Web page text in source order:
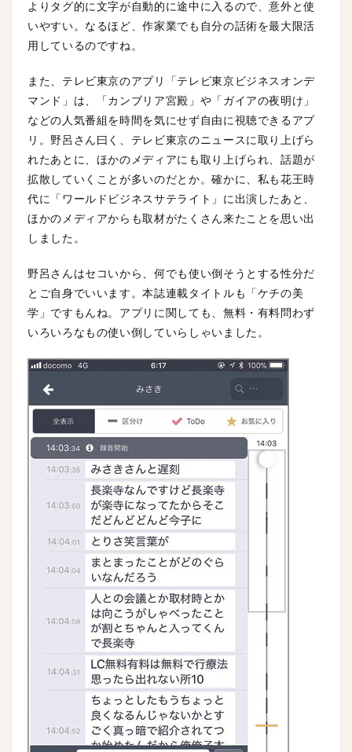
よりタグ的に文字が自動的に途中に入るので、意外と使
いやすい。なるほど、作家業でも自分の話術を最大限活
用しているのですね。
また、テレビ東京のアプリ「テレビ東京ビジネスオンデ
マンド」は、「カンブリア宮殿」や「ガイアの夜明け」
などの人気番組を時間を気にせず自由に視聴できるアプ
リ。野呂さん曰く、テレビ東京のニュースに取り上げら
れたあとに、ほかのメディアにも取り上げられ、話題が
拡散していくことが多いのだとか。確かに、私も花王時
代に「ワールドビジネスサテライト」に出演したあと、
ほかのメディアからも取材がたくさん来たことを思い出
しました。
野呂さんはセコいから、何でも使い倒そうとする性分だ
とご自身でいいます。本誌連載タイトルも「ケチの美
学」ですもんね。アプリに関しても、無料・有料問わず
いろいろなもの使い倒していらしゃいました。